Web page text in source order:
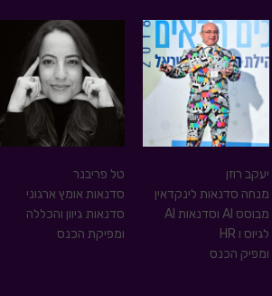
יעקב רוזן
מנחה סדנאות לינקדאין
מבוסס AI וסדנאות AI
לגיוס ו HR
ומפיק הכנס
טל פריבנר
סדנאות אומץ ארגוני
סדנאות גיוון והכללה
ומפיקת הכנס